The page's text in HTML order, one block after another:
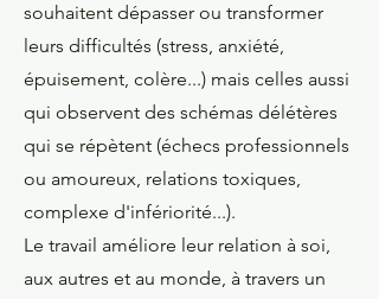
souhaitent dépasser ou transformer
leurs difficultés (stress, anxiété,
épuisement, colère...) mais celles aussi
qui observent des schémas délétères
qui se répètent (échecs professionnels
ou amoureux, relations toxiques,
complexe d'infériorité...).
Le travail améliore leur relation à soi,
aux autres et au monde, à travers un